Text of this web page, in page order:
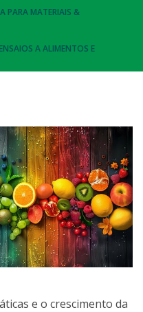
PARA MATERIAIS &
A ALIMENTOS E
e o crescimento da